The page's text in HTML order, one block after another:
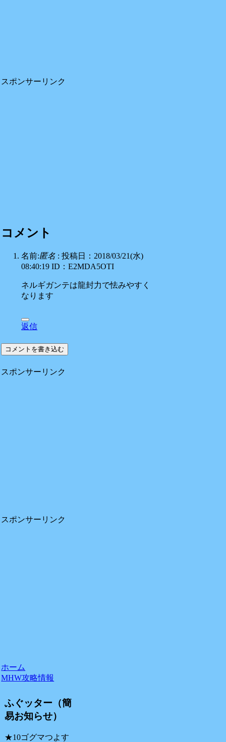
スポンサーリンク
コメント
名前:匿名 : 投稿日：2018/03/21(水)
08:40:19 ID：E2MDA5OTI
ネルギガンテは龍封力で怯みやすく
なります
返信
コメントを書き込む
スポンサーリンク
スポンサーリンク
ホーム
MHW攻略情報
ふぐッター（簡
易お知らせ）
★10ゴグマつよす